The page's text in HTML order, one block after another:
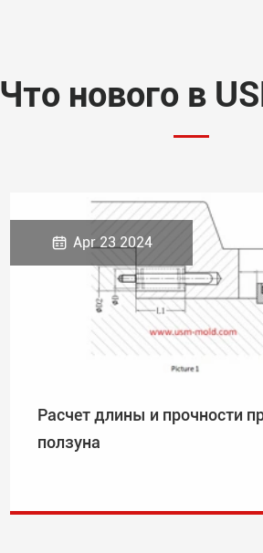
Что нового в
 Apr 23 2024
Расчет длины и прочности
ползуна